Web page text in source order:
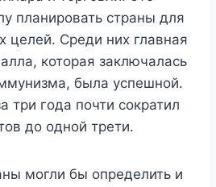
планировать страны для
целей. Среди них главная
которая заключалась
была успешной.
три года почти сократил
до одной трети.
могли бы определить и